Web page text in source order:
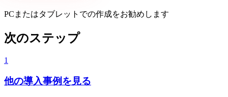
PCまたはタブレットでの作成をお勧めします
次のステップ
1
他の導入事例を見る